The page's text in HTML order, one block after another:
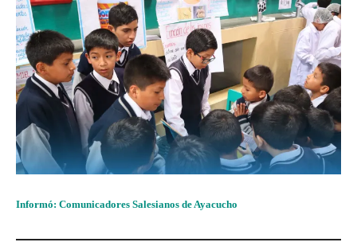
Informó: Comunicadores Salesianos de Ayacucho